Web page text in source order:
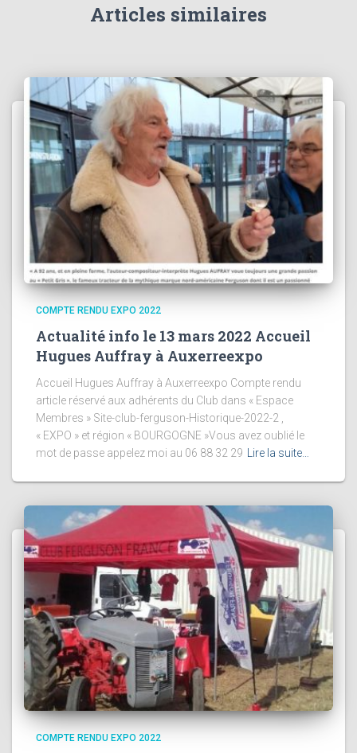
Articles similaires
COMPTE RENDU EXPO 2022
Actualité info le 13 mars 2022 Accueil
Hugues Auffray à Auxerreexpo
Accueil Hugues Auffray à Auxerreexpo Compte rendu
article réservé aux adhérents du Club dans « Espace
Membres » Site-club-ferguson-Historique-2022-2 ,
« EXPO » et région « BOURGOGNE »Vous avez oublié le
mot de passe appelez moi au 06 88 32 29
Lire la suite…
COMPTE RENDU EXPO 2022